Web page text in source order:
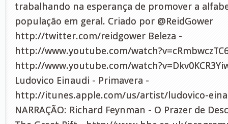
trabalhando na esperança de promover a
população em geral. Criado por @ReidGower
http://twitter.com/reidgower Beleza -
http://www.youtube.com/
http://www.youtube.com/watch?v=Dkv0KCR3Yiw
Ludovico Einaudi - Primavera -
http://itunes.apple.com/us/artist/ludovico-
NARRAÇÃO: Richard Feynman - O Prazer de